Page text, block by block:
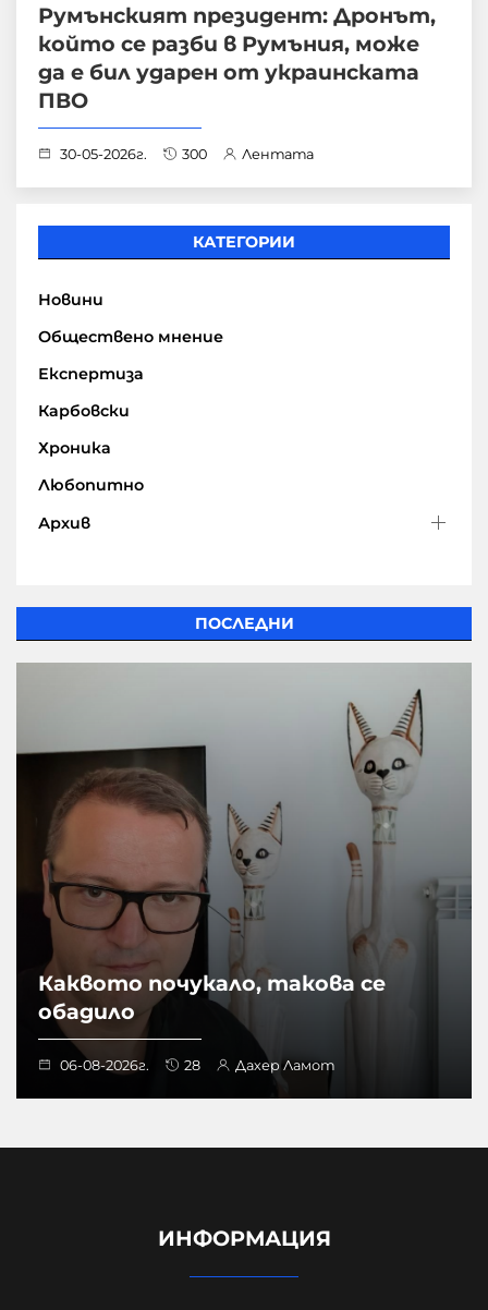
Румънският президент: Дронът,
който се разби в Румъния, може
да е бил ударен от украинската
ПВО
30-05-2026г. 300 Лентата
КАТЕГОРИИ
Новини
Обществено мнение
Експертиза
Карбовски
Хроника
Любопитно
Архив
ПОСЛЕДНИ
Каквото почукало, такова се
обадило
06-08-2026г. 28 Дахер Ламот
ИНФОРМАЦИЯ